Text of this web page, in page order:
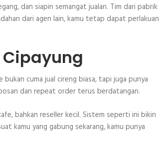
dan siapin semangat jualan. Tim dari pabrik
dari agen lain, kamu tetap dapat perlakuan
cuma jual cireng biasa, tapi juga punya
dan repeat order terus berdatangan.
bahkan reseller kecil. Sistem seperti ini bikin
kamu yang gabung sekarang, kamu punya